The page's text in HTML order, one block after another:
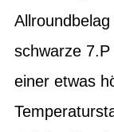
schwarze
einer etwas